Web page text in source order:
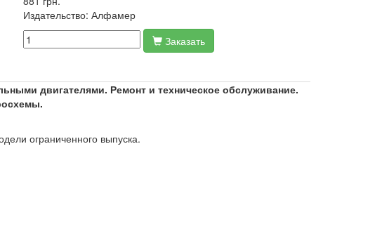
Издательство: Алфамер
Заказать
двигателями. Ремонт и техническое обслуживание.
ограниченного выпуска.